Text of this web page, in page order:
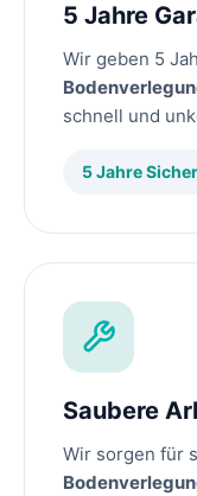
5 Jahre
Wir geben 5
schnell und
5 Jahre
Saubere
Wir sorgen für